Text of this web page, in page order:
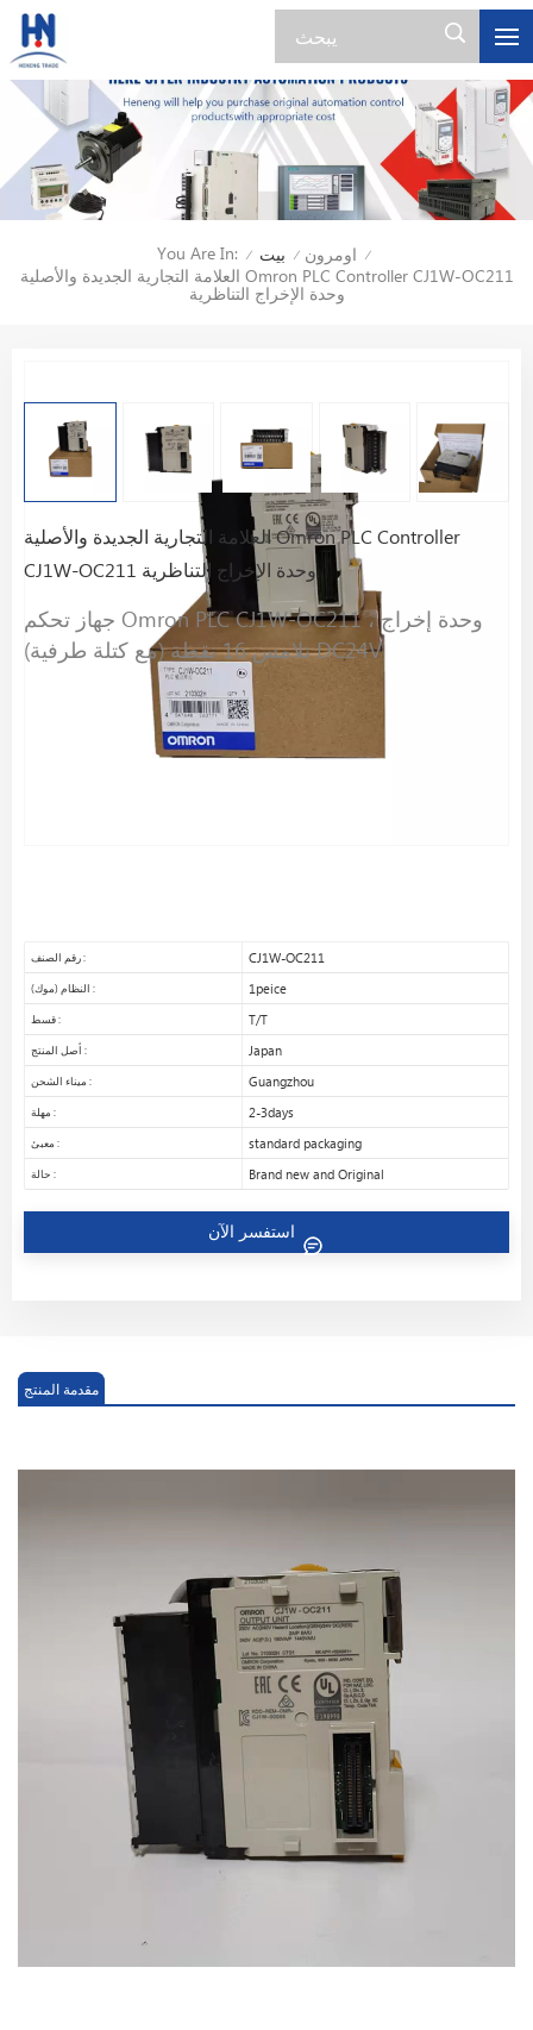
You Are In: / بيت / اومرون /
العلامة التجارية الجديدة والأصلية Omron PLC Controller CJ1W-OC211
وحدة الإخراج التناظرية
العلامة التجارية الجديدة والأصلية Omron PLC Controller
CJ1W-OC211 وحدة الإخراج التناظرية
جهاز تحكم Omron PLC CJ1W-OC211 ، وحدة إخراج
تلامس 16 نقطة (مع كتلة طرفية) DC24V
رقم الصنف : CJ1W-OC211
النظام (موك) : 1peice
قسط : T/T
أصل المنتج : Japan
ميناء الشحن : Guangzhou
مهلة : 2-3days
معبئ : standard packaging
حالة : Brand new and Original
مقدمة المنتج